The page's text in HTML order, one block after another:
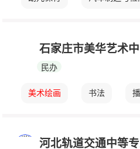
汽车制造与检测 休闲体
石家庄市美华艺术
民办
美术绘画 书法
河北轨道交通中等